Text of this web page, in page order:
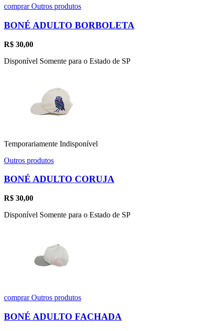
comprarOutros produtos
BONÉ ADULTO BORBOLETA
R$ 30,00
Disponível Somente para o Estado de SP
Temporariamente Indisponível
Outros produtos
BONÉ ADULTO CORUJA
R$ 30,00
Disponível Somente para o Estado de SP
comprarOutros produtos
BONÉ ADULTO FACHADA